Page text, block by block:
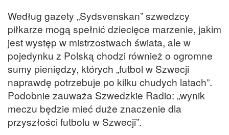
Według gazety „Sydsvenskan” szwedzcy
piłkarze mogą spełnić dziecięce marzenie, jakim
jest występ w mistrzostwach świata, ale w
pojedynku z Polską chodzi również o ogromne
sumy pieniędzy, których „futbol w Szwecji
naprawdę potrzebuje po kilku chudych latach”.
Podobnie zauważa Szwedzkie Radio: „wynik
meczu będzie mieć duże znaczenie dla
przyszłości futbolu w Szwecji”.